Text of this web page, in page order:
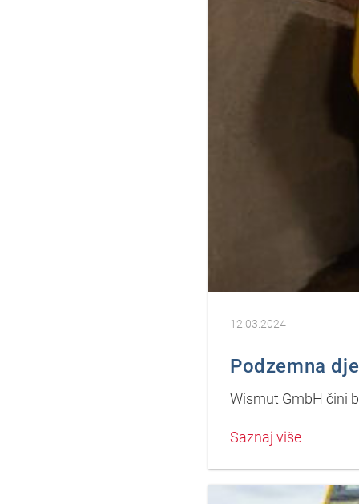
12.03.2024
Podzemna
Wismut GmbH čini
Saznaj više